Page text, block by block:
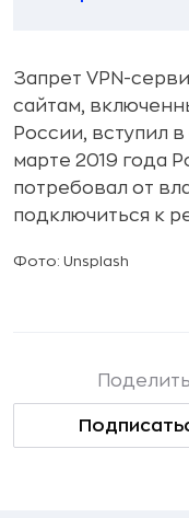
Запрет VPN-
сайтам,
России, вступил
марте 2019 года
потребовал от
подключиться к
Фото: Unsplash